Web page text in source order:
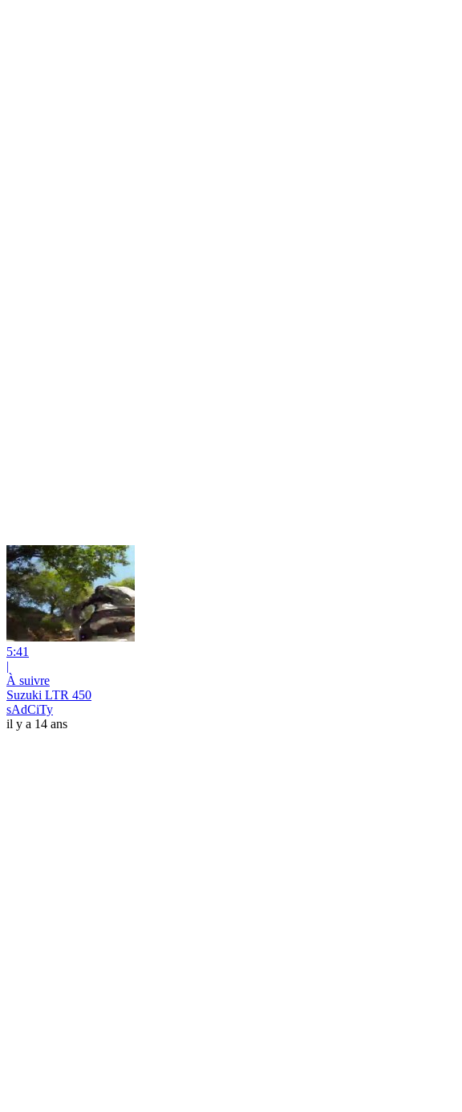
5:41
|
À suivre
Suzuki LTR 450
sAdCiTy
il y a 14 ans